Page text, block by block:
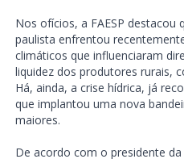
Nos ofícios, a FAESP destacou
paulista enfrentou
climáticos que influenciaram
liquidez dos produtores rurais,
Há, ainda, a crise hídrica, já
que implantou uma nova
maiores.
De acordo com o presidente